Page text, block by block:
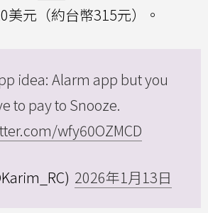
美元（約台幣315元）。
idea: Alarm app but you
to pay to Snooze.
wfy60OZMCD
2026年1月13日